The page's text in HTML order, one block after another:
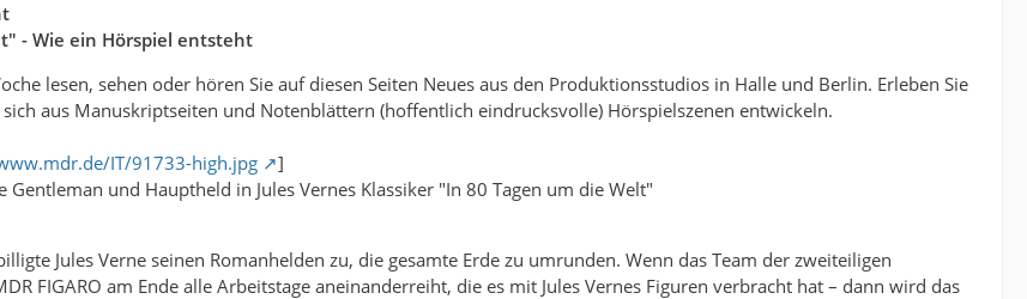
- Wie ein Hörspiel entsteht
lesen, sehen oder hören Sie auf diesen Seiten Neues aus den Produktionsstudios in Halle und Berlin. Erleben Sie
aus Manuskriptseiten und Notenblättern (hoffentlich eindrucksvolle) Hörspielszenen entwickeln.
IT/91733-high.jpg
]
Gentleman und Hauptheld in Jules Vernes Klassiker "In 80 Tagen um die Welt"
Jules Verne seinen Romanhelden zu, die gesamte Erde zu umrunden. Wenn das Team der zweiteiligen
FIGARO am Ende alle Arbeitstage aneinanderreiht, die es mit Jules Vernes Figuren verbracht hat – dann wird das